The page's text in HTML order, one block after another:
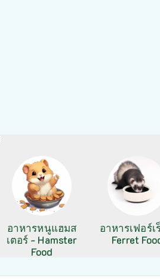
อาหารหนูแฮมส
เตอร์ - Hamster
Food
อาหารเฟอร์เ
Ferret